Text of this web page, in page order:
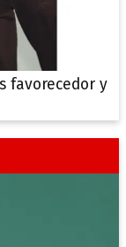
favorecedor y